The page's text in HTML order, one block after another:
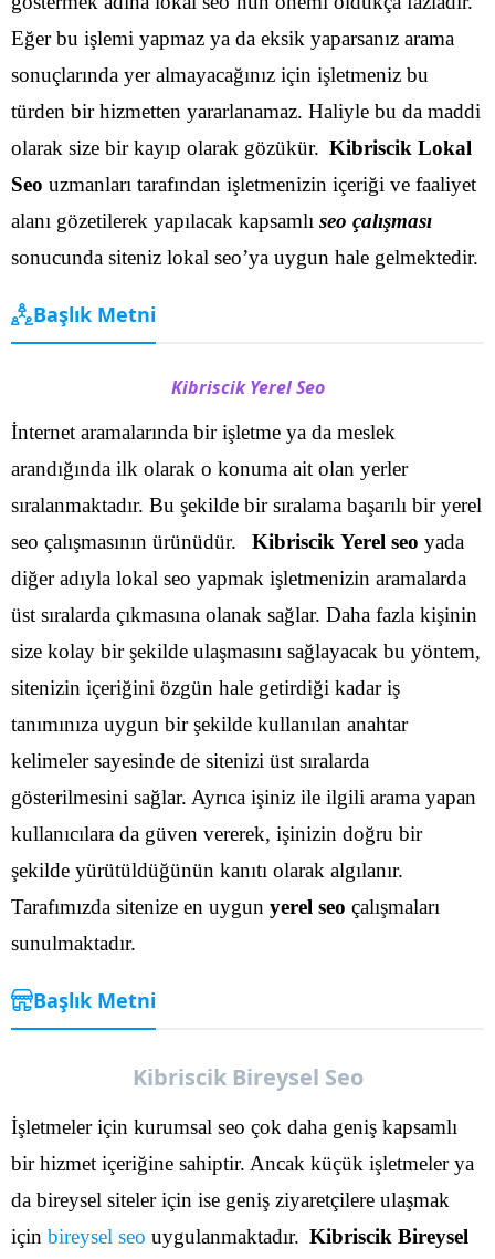
Eğer bu işlemi yapmaz ya da eksik yaparsanız arama
sonuçlarında yer almayacağınız için işletmeniz bu
türden bir hizmetten yararlanamaz. Haliyle bu da maddi
olarak size bir kayıp olarak gözükür. Kibriscik Lokal
Seo uzmanları tarafından işletmenizin içeriği ve faaliyet
alanı gözetilerek yapılacak kapsamlı seo çalışması
sonucunda siteniz lokal seo’ya uygun hale gelmektedir.
Başlık Metni
Kibriscik Yerel Seo
İnternet aramalarında bir işletme ya da meslek
arandığında ilk olarak o konuma ait olan yerler
sıralanmaktadır. Bu şekilde bir sıralama başarılı bir yerel
seo çalışmasının ürünüdür.
Kibriscik Yerel seo yada
diğer adıyla lokal seo yapmak işletmenizin aramalarda
üst sıralarda çıkmasına olanak sağlar. Daha fazla kişinin
size kolay bir şekilde ulaşmasını sağlayacak bu yöntem,
sitenizin içeriğini özgün hale getirdiği kadar iş
tanımınıza uygun bir şekilde kullanılan anahtar
kelimeler sayesinde de sitenizi üst sıralarda
gösterilmesini sağlar. Ayrıca işiniz ile ilgili arama yapan
kullanıcılara da güven vererek, işinizin doğru bir
şekilde yürütüldüğünün kanıtı olarak algılanır.
Tarafımızda sitenize en uygun yerel seo çalışmaları
sunulmaktadır.
Başlık Metni
Kibriscik Bireysel Seo
İşletmeler için kurumsal seo çok daha geniş kapsamlı
bir hizmet içeriğine sahiptir. Ancak küçük işletmeler ya
da bireysel siteler için ise geniş ziyaretçilere ulaşmak
için bireysel seo uygulanmaktadır. Kibriscik Bireysel